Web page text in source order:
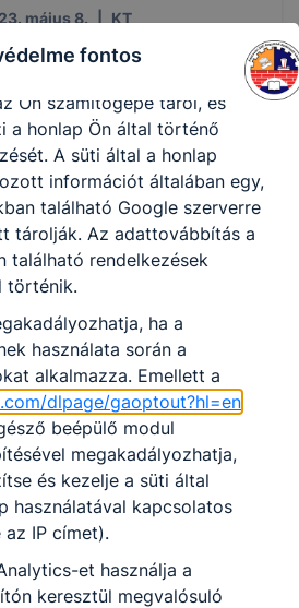
május 8. KT
fontos
et, a Google Inc. webes
használja. Ennek során a
egy meghatározott formáját
Ön számítógépe tárol, és
a honlap Ön által történő
A süti által a honlap
információt általában egy,
található Google szerverre
tárolják. Az adattovábbítás a
található rendelkezések
történik.
ha a
használata során a
alkalmazza. Emellett a
dlpage/gaoptout?hl=en
beépülő modul
megakadályozhatja,
és kezelje a süti által
használatával kapcsolatos
IP címet).
et használja a
keresztül megvalósuló